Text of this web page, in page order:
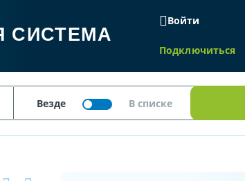
СИСТЕМА
Войти
Подключиться